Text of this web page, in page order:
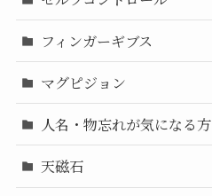
フィンガーギブス
マグピジョン
人名・物忘れが気になる方
天磁石